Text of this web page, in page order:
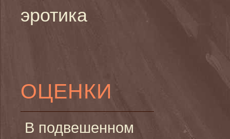
эротика
ОЦЕНКИ
В подвешенном